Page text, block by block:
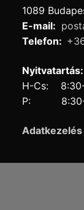
1089
E-mail:
Telefon:
Nyitvatartás:
H-Cs: 8:30-
P: 8:30-
Adatkezelés